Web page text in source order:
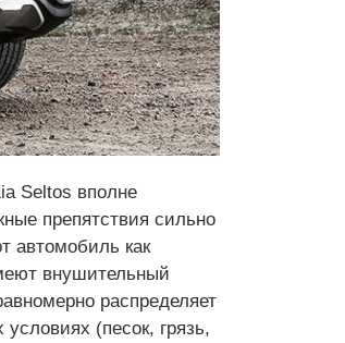
Seltos вполне
препятствия сильно
автомобиль как
внушительный
распределяет
(песок, грязь,